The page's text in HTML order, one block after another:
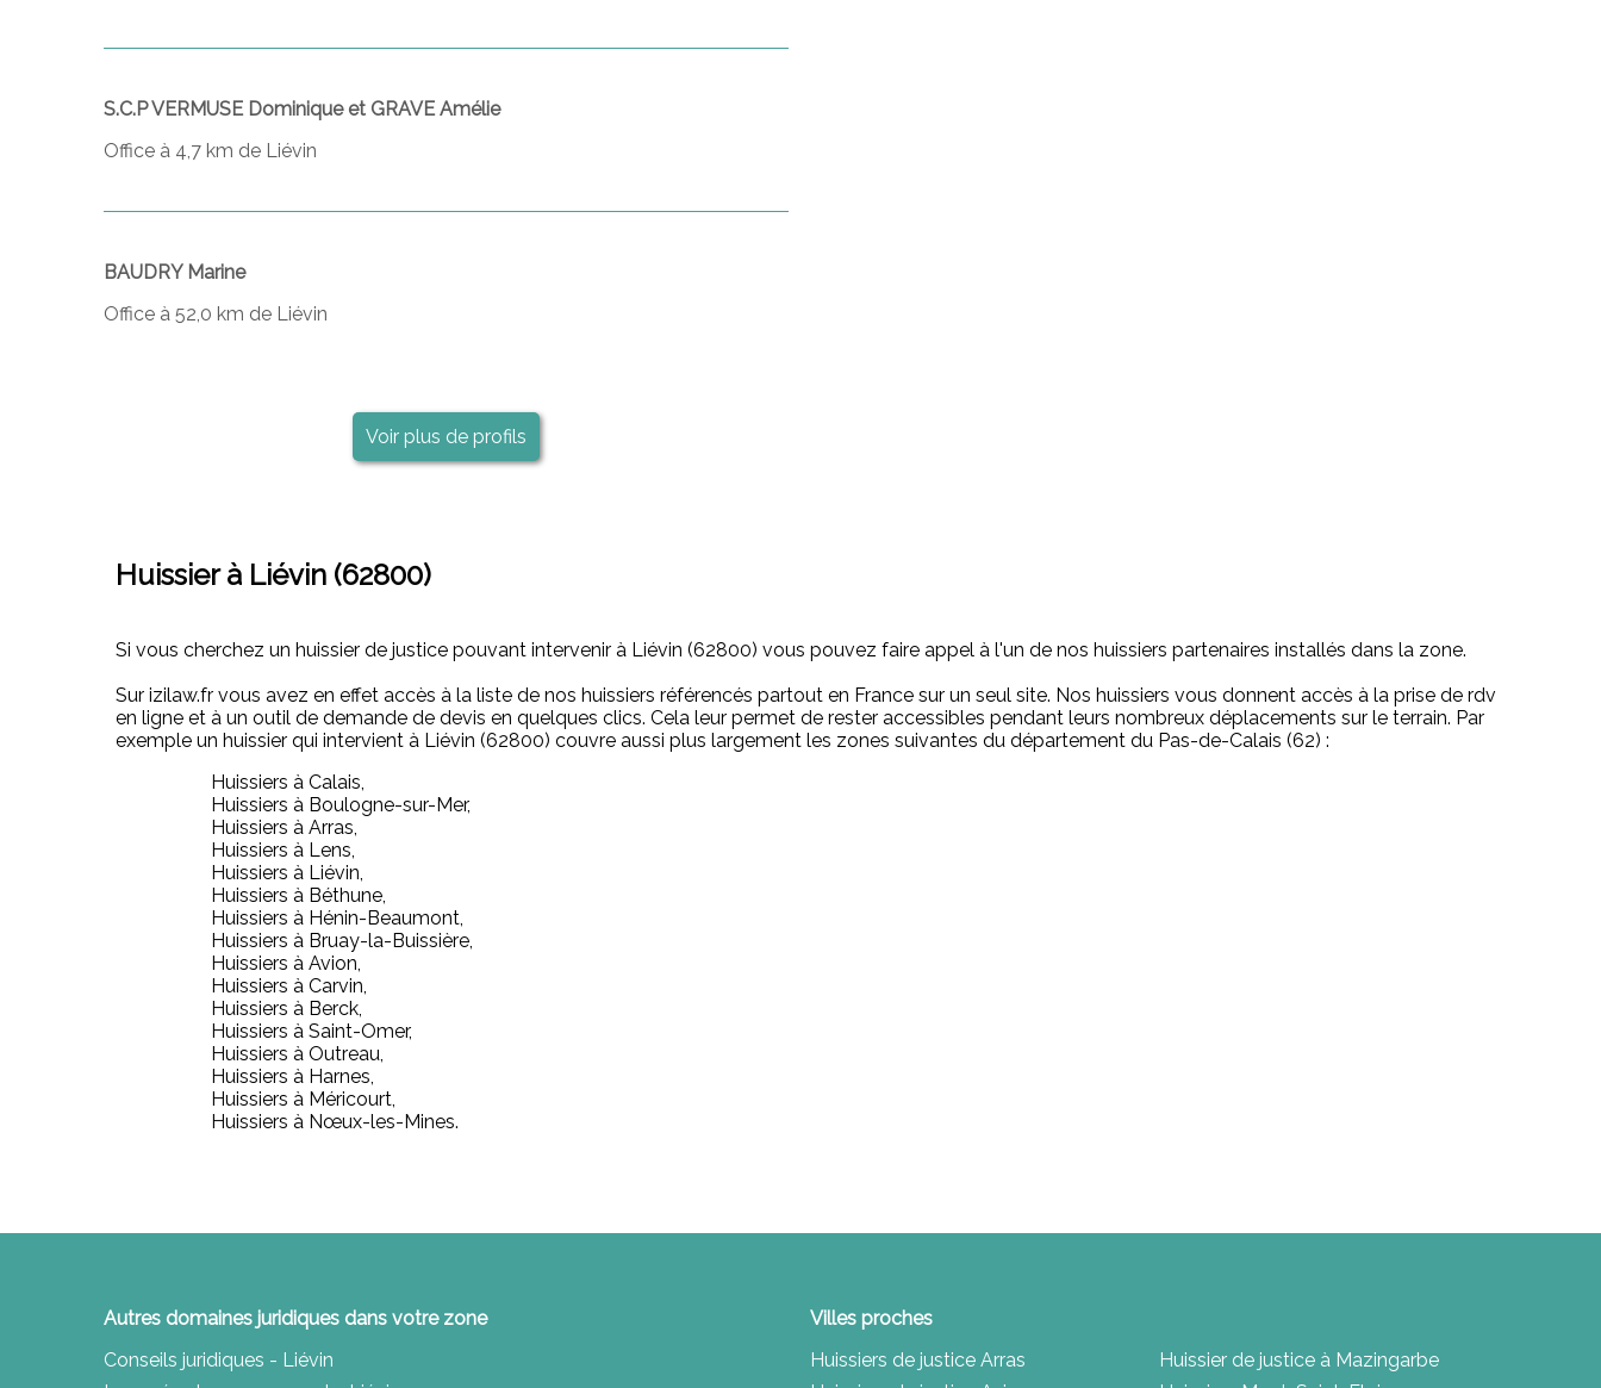
S.C.P VERMUSE Dominique et GRAVE Amélie
Office à 4,7 km de Liévin
BAUDRY Marine
Office à 52,0 km de Liévin
Voir plus de profils
Huissier à Liévin (62800)
Si vous cherchez un huissier de justice pouvant intervenir à Liévin (62800) vous pouvez faire appel à l'un de nos huissiers partenaires installés dans la zone.
Sur izilaw.fr vous avez en effet accès à la liste de nos huissiers référencés partout en France sur un seul site. Nos huissiers vous donnent accès à la prise de rdv
en ligne et à un outil de demande de devis en quelques clics. Cela leur permet de rester accessibles pendant leurs nombreux déplacements sur le terrain. Par
exemple un huissier qui intervient à Liévin (62800) couvre aussi plus largement les zones suivantes du département du Pas-de-Calais (62) :
Huissiers à Calais,
Huissiers à Boulogne-sur-Mer,
Huissiers à Arras,
Huissiers à Lens,
Huissiers à Liévin,
Huissiers à Béthune,
Huissiers à Hénin-Beaumont,
Huissiers à Bruay-la-Buissière,
Huissiers à Avion,
Huissiers à Carvin,
Huissiers à Berck,
Huissiers à Saint-Omer,
Huissiers à Outreau,
Huissiers à Harnes,
Huissiers à Méricourt,
Huissiers à Nœux-les-Mines.
Autres domaines juridiques dans votre zone
Conseils juridiques - Liévin
Villes proches
Huissiers de justice Arras
Huissier de justice à Mazingarbe